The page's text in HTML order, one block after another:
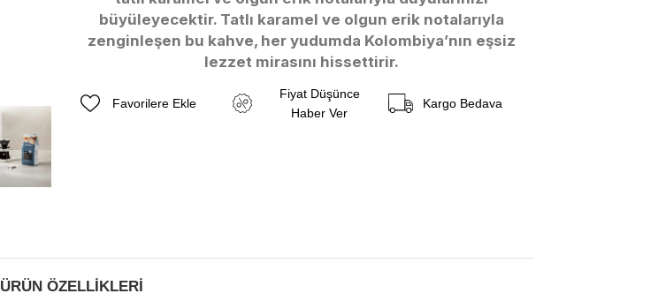
büyüleyecektir. Tatlı karamel ve olgun erik notalarıyla
zenginleşen bu kahve, her yudumda Kolombiya’nın eşsiz
lezzet mirasını hissettirir.
Favorilere Ekle
Fiyat Düşünce
Haber Ver
Kargo Bedava
ÜRÜN ÖZELLIKLERI